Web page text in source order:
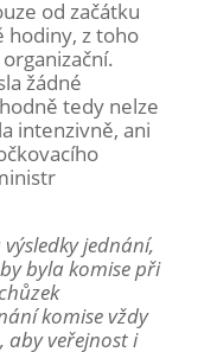
od začátku
hodiny, z toho
žádné
tedy nelze
intenzivně, ani
jednání,
byla komise při
komise vždy
aby veřejnost i